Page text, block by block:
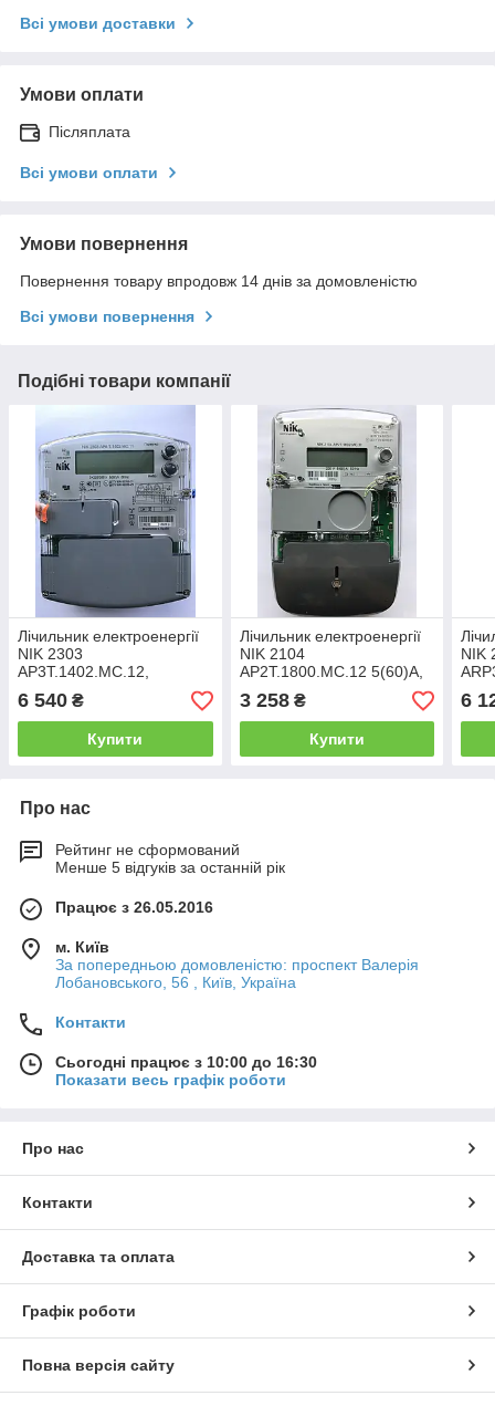
Всі умови доставки
Умови оплати
Післяплата
Всі умови оплати
Умови повернення
Повернення товару впродовж 14 днів за домовленістю
Всі умови повернення
Подібні товари компанії
Лічильник електроенергії
NIK 2303
AP3T.1402.МС.12,
5(120)А, радіо-
модуль,реле керування
навантаженням
6 540 ₴
Купити
Лічильник електроенергії
NIK 2104
AP2T.1800.МС.12 5(60)А,
PLC-модуль (Ятрань),
реле керування
навантаженням
3 258₴
Купити
NIK
6
Про нас
Рейтинг не сформований
Менше 5 відгуків за останній рік
Працює з 26.05.2016
м. Київ
За попередньою домовленістю: проспект Валерія
Лобановського, 56 , Київ, Україна
Контакти
Сьогодні працює з 10:00 до 16:30
Показати весь графік роботи
Про нас
Контакти
Доставка та оплата
Графік роботи
Повна версія сайту